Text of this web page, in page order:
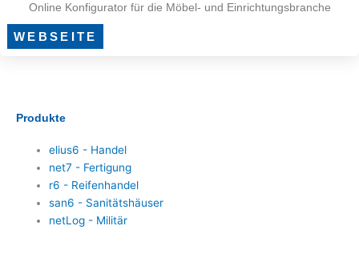
Online Konfigurator für die Möbel- und Einrichtungsbranche
WEBSEITE
Produkte
elius6 - Handel
net7 - Fertigung
r6 - Reifenhandel
san6 - Sanitätshäuser
netLog - Militär